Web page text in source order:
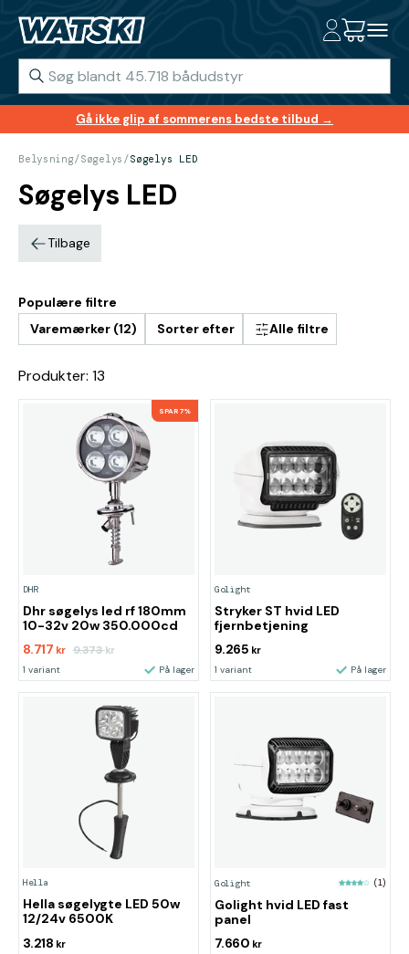
Gå ikke glip af sommerens bedste tilbud →
Belysning/Søgelys /Søgelys LED
Søgelys LED
Tilbage
Populære filtre
Varemærker (12)
Sorter efter Alle filtre
Produkter: 13
SPAR 7%
DHR
Dhr søgelys led rf 180mm
10-32v 20w 350.000cd
8.717 kr 9.373kr
1 variant På lager
Golight
Stryker ST hvid LED
fjernbetjening
9.265 kr
1 variant På lager
Hella
Hella søgelygte LED 50w
12/24v 6500K
3.218 kr
Golight (1)
Golight hvid LED fast
panel
7.660 kr